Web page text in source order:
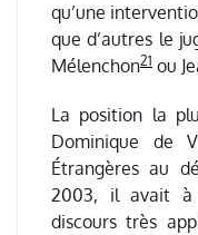
qu’une
que d’autres le
Mélenchon21 ou
La position la
Dominique de
Étrangères au
2003, il avait à
discours très